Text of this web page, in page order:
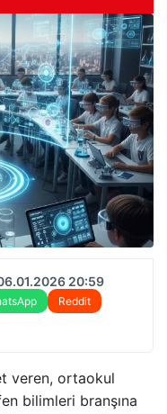
20:59
Reddit
veren, ortaokul
bilimleri branşına